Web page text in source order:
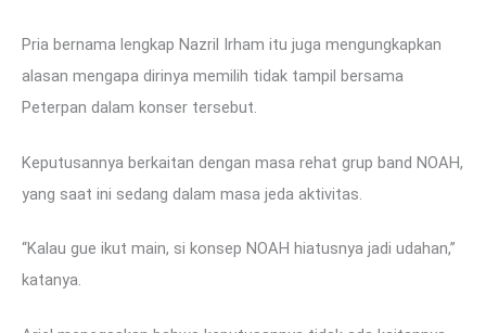
Pria bernama lengkap Nazril Irham itu juga mengungkapkan
alasan mengapa dirinya memilih tidak tampil bersama
Peterpan dalam konser tersebut.
Keputusannya berkaitan dengan masa rehat grup band NOAH,
yang saat ini sedang dalam masa jeda aktivitas.
“Kalau gue ikut main, si konsep NOAH hiatusnya jadi udahan,”
katanya.